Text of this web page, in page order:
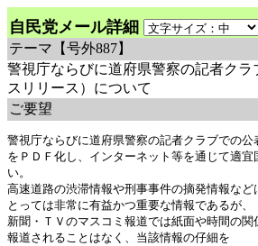
自民党メール詳細
テーマ 【号外887】
警視庁ならびに道府県警察の記者クラ
スリリース）について
ご要望
警視庁ならびに道府県警察の記者クラブでの公
をＰＤＦ化し、インターネット等を通じて適
い。
高速道路の渋滞情報や刑事事件の摘発情報な
とっては非常に有益かつ重要な情報であるが、
新聞・ＴＶのマスコミ報道では紙面や時間の
報道されることはなく、当該情報の仔細を